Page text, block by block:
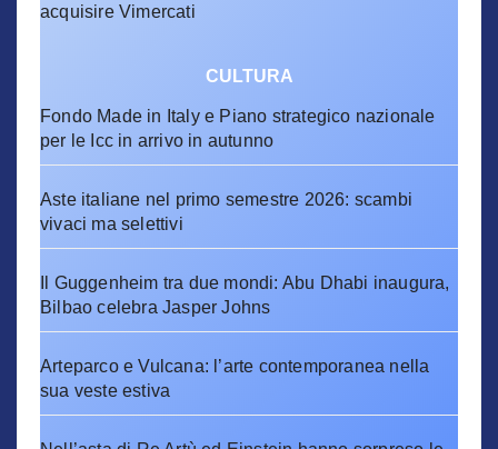
acquisire Vimercati
CULTURA
Fondo Made in Italy e Piano strategico nazionale
per le Icc in arrivo in autunno
Aste italiane nel primo semestre 2026: scambi
vivaci ma selettivi
Il Guggenheim tra due mondi: Abu Dhabi inaugura,
Bilbao celebra Jasper Johns
Arteparco e Vulcana: l’arte contemporanea nella
sua veste estiva